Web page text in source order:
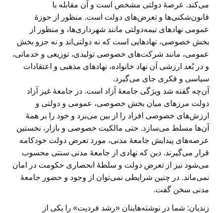
می‌کند. عرصهٔ دولتی مشخص است و آن مقابله با
قانون‌شکنی‌ها و تعرض‌های دولت است. منظور از حوزهٔ
عمومی نهادهای نیمه‌دولتی مانند شهرداری‌ها، و منظور از
بخش خصوصی، نهادهایی است که نه دولتی‌اند و نه جزو بخش
عمومی، مانند شرکت‌های خصوصی تولیدی، توزیعی و خدماتی،
و در بُعد ارزشی آن نهاد خانواده، نهادهای مذهبی و اعتقادات
سیاسی و فکری جای می‌گیرد.
آن‌چه گفته شد ویژگی جامعۀ آزاد است. در جامعۀ غیر آزاد
دولت مرزهای میان بخش خصوصی، عمومی و دولتی و
ارزش‌های خصوصی افراد را از بین می‌برد و خود را بر همهٔ
آن‌ها مسلط می‌سازد. حتی مالکیت خصوصی و بازار، نخستین
عرصه‌های پیدایش جامعهٔ مدنی، مورد تعرض دولت خودکامه
قرار می‌گیرند. دین که نهادی از جامعهٔ مدنی سنتی محسوب
می‌شود نیز از تعرض دولت و سلطهٔ انحصاری حکومت در امان
نمی‌ماند. در چنین شرایطی نمی‌توان از وجود و حضور جامعهٔ
مدنی سخن گفت.
زندیان: شما در نوشته‌هایتان «رشد فردیت» را یکی از